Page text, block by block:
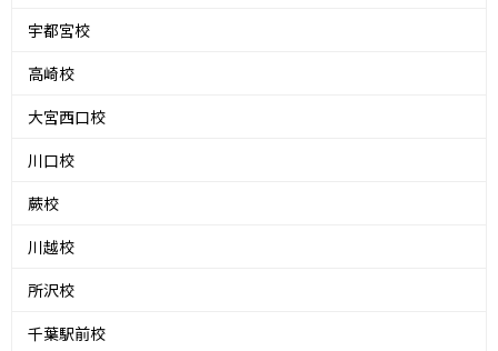
宇都宮校
高崎校
大宮西口校
川口校
蕨校
川越校
所沢校
千葉駅前校